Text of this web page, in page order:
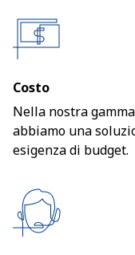
Costo
Nella nostra
abbiamo una
esigenza di budget.